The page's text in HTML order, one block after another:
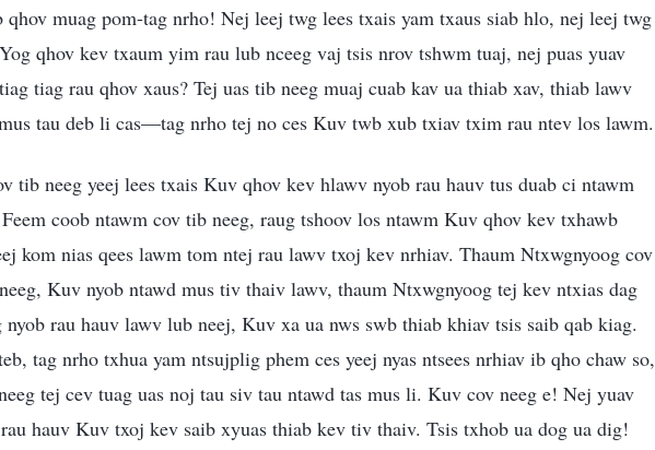
muag pom-tag nrho! Nej leej twg lees txais yam txaus siab hlo, nej leej twg
qhov kev txaum yim rau lub nceeg vaj tsis nrov tshwm tuaj, nej puas yuav
tiag rau qhov xaus? Tej uas tib neeg muaj cuab kav ua thiab xav, thiab lawv
tau deb li cas—tag nrho tej no ces Kuv twb xub txiav txim rau ntev los lawm.
tib neeg yeej lees txais Kuv qhov kev hlawv nyob rau hauv tus duab ci ntawm
coob ntawm cov tib neeg, raug tshoov los ntawm Kuv qhov kev txhawb
kom nias qees lawm tom ntej rau lawv txoj kev nrhiav. Thaum Ntxwgnyoog cov
Kuv nyob ntawd mus tiv thaiv lawv, thaum Ntxwgnyoog tej kev ntxias dag
nyob rau hauv lawv lub neej, Kuv xa ua nws swb thiab khiav tsis saib qab kiag.
tag nrho txhua yam ntsujplig phem ces yeej nyas ntsees nrhiav ib qho chaw so,
tej cev tuag uas noj tau siv tau ntawd tas mus li. Kuv cov neeg e! Nej yuav
hauv Kuv txoj kev saib xyuas thiab kev tiv thaiv. Tsis txhob ua dog ua dig!